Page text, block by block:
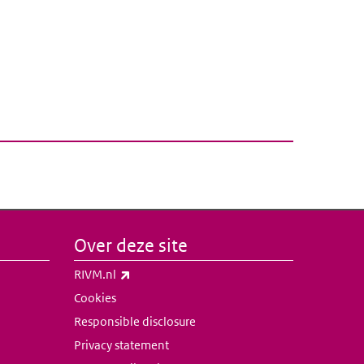
Over deze site
RIVM.nl
Cookies
Responsible disclosure
Privacy statement